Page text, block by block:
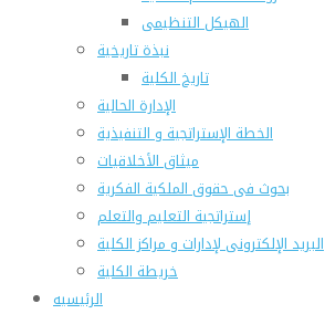
الهيكل التنظيمى
نبذة تاريخية
تاريخ الكلية
الإدارة الحالية
الخطة الإستراتجية و التنفيذية
ميثاق الأخلاقيات
بحوث فى حقوق الملكية الفكرية
إستراتجية التعليم والتعلم
البريد الإلكترونى لإدارات و مراكز الكلية
خريطة الكلية
الرئيسيه